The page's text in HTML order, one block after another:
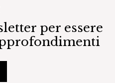
per essere